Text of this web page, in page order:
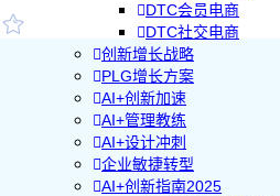
DTC会员电商
DTC社交电商
创新增长战略
PLG增长方案
AI+创新加速
AI+管理教练
AI+设计冲刺
企业敏捷转型
AI+创新指南2025